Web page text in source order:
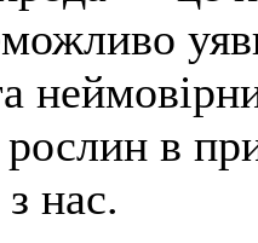
рослин в
нас.